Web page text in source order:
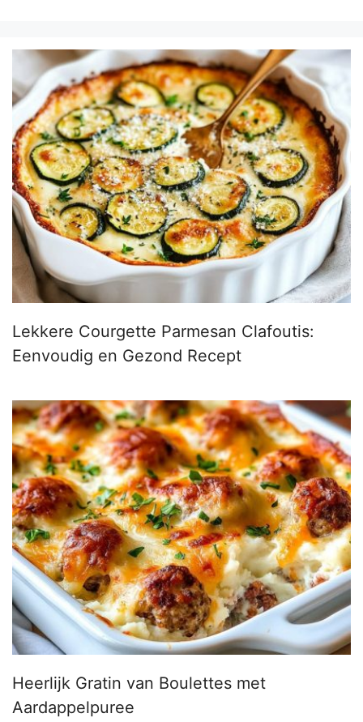
Lekkere Courgette Parmesan Clafoutis:
Eenvoudig en Gezond Recept
Heerlijk Gratin van Boulettes met
Aardappelpuree